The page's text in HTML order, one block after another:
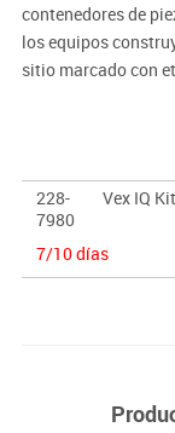
contenedores de
los equipos
sitio marcado con
remota y codificar
encajables
para facilitar el
228-
7980
Vex IQ
7/10 días